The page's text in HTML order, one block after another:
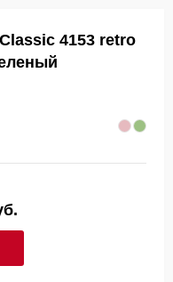
4153 retro